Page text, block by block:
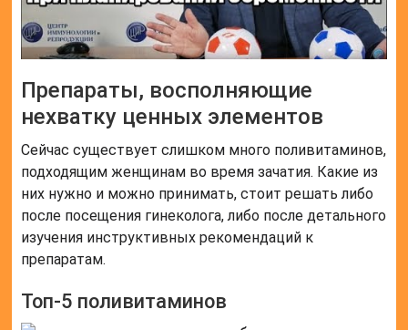
Препараты, восполняющие
нехватку ценных элементов
Сейчас существует слишком много поливитаминов,
подходящим женщинам во время зачатия. Какие из
них нужно и можно принимать, стоит решать либо
после посещения гинеколога, либо после детального
изучения инструктивных рекомендаций к
препаратам.
Топ-5 поливитаминов